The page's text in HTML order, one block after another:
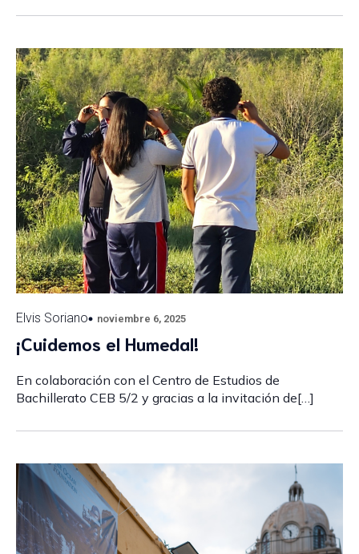
Elvis Soriano noviembre 6, 2025
¡Cuidemos el Humedal!
En colaboración con el Centro de Estudios de
Bachillerato CEB 5/2 y gracias a la invitación de[…]